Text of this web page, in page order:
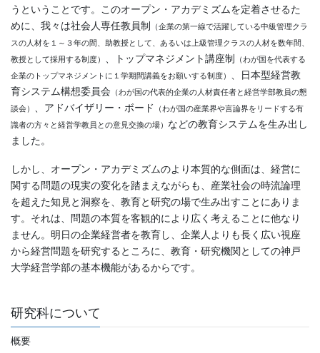
うということです。このオープン・アカデミズムを定着させるた
めに、我々は社会人専任教員制
（企業の第一線で活躍している中級管理クラ
スの人材を１～３年の間、助教授として、あるいは上級管理クラスの人材を数年間、
教授として採用する制度）
、トップマネジメント講座制
（わが国を代表する
企業のトップマネジメントに１学期間講義をお願いする制度）
、日本型経営教
育システム構想委員会 （わが国の代表的企業の人材責任者と経営学部教員の懇
談会）
、アドバイザリー・ボード
（わが国の産業界や言論界をリードする有
識者の方々と経営学教員との意見交換の場） などの教育システムを生み出し
ました。
しかし、オープン・アカデミズムのより本質的な側面は、経営に
関する問題の現実の変化を踏まえながらも、産業社会の時流論理
を超えた知見と洞察を、教育と研究の場で生み出すことにありま
す。それは、問題の本質を客観的により広く考えることに他なり
ません。明日の企業経営者を教育し、企業人よりも長く広い視座
から経営問題を研究するところに、教育・研究機関としての神戸
大学経営学部の基本機能があるからです。
研究科について
概要